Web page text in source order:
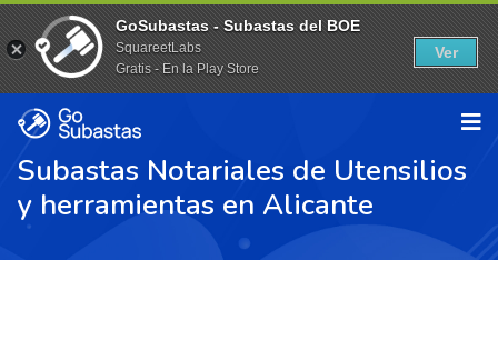
Subastas Notariales de Utensilios
y herramientas en Alicante
GoSubastas - Subastas del BOE
SquareetLabs
Gratis - En la Play Store
Ver